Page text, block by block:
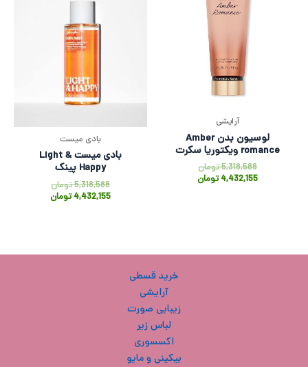
آرایشی
لوسیون بدن Amber
romance ویکتوریا سکرت
5,318,588تومان
4,432,155تومان
بادی میست
بادی میست Light &
Happy پینک
5,318,588تومان
4,432,155تومان
خرید قسطی
آرایشی
زیبایی صورت
لباس زیر
اکسسوری
بیکینی و مایو